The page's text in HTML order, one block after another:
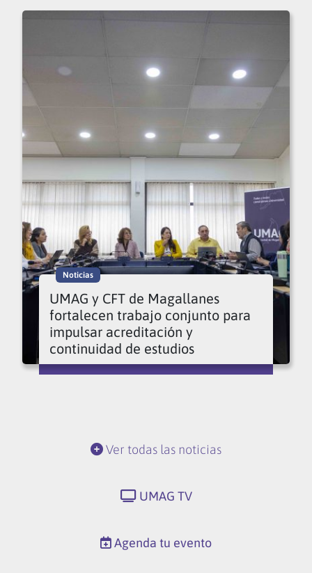
Noticias
UMAG y CFT de Magallanes
fortalecen trabajo conjunto para
impulsar acreditación y
continuidad de estudios
Ver todas las noticias
UMAG TV
Agenda tu evento